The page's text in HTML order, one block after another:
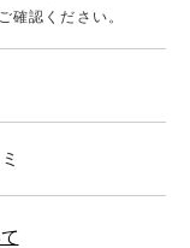
確認ください。